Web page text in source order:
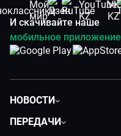
И скачивайте наше
мобильное приложение
НОВОСТИ
ПЕРЕДАЧИ